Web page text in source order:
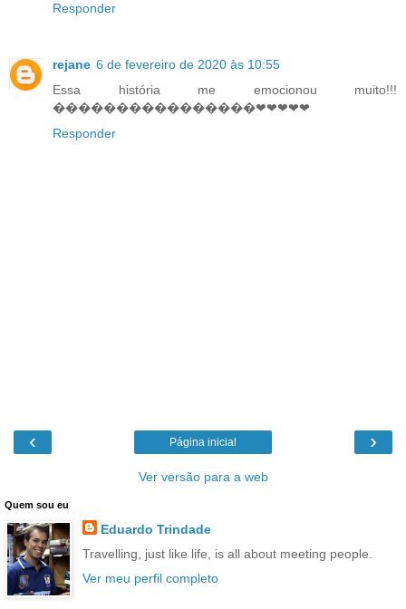
Responder
rejane 6 de fevereiro de 2020 às 10:55
Essa história me emocionou muito!!!
����������������❤❤❤❤❤
Responder
‹ ›
Página inicial
Ver versão para a web
Quem sou eu
Eduardo Trindade
Travelling, just like life, is all about meeting people.
Ver meu perfil completo